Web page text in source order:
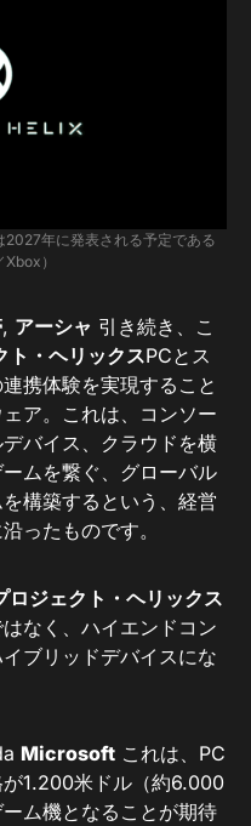
年に発表される予定である
Xbox）
, アーシャ 引き続き、こ
ト・ヘリックスPCとス
携体験を実現すること
ア。これは、コンソー
バイス、クラウドを横
ムを繋ぐ、グローバル
構築するという、経営
ったものです。
ロジェクト・ヘリックス
なく、ハイエンドコン
ブリッドデバイスにな
Microsoft これは、PC
1.200米ドル（約6.000
ム機となることが期待